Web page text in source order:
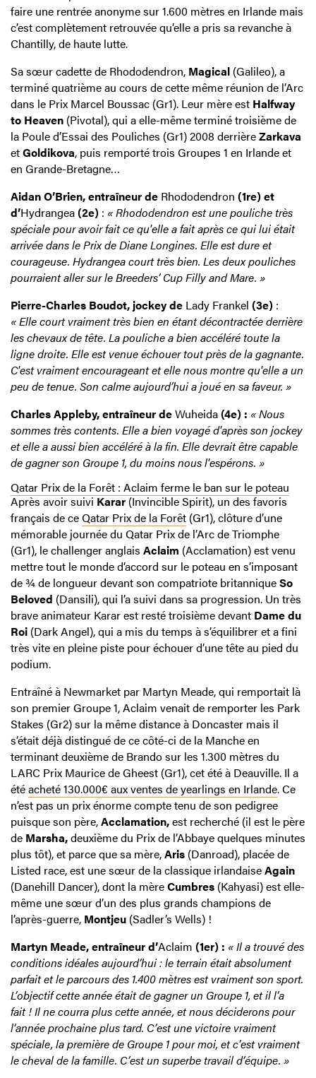
faire une rentrée anonyme sur 1.600 mètres en Irlande mais
c’est complètement retrouvée qu’elle a pris sa revanche à
Chantilly, de haute lutte.
Sa sœur cadette de Rhododendron, Magical (Galileo), a
terminé quatrième au cours de cette même réunion de l’Arc
dans le Prix Marcel Boussac (Gr1). Leur mère est Halfway
to Heaven (Pivotal), qui a elle-même terminé troisième de
la Poule d’Essai des Pouliches (Gr1) 2008 derrièreZarkava
etGoldikova, puis remporté trois Groupes 1 en Irlande et
en Grande-Bretagne…
Aidan O’Brien, entraîneur de Rhododendron (1re) et
d’Hydrangea(2e) : « Rhododendron est une pouliche très
spéciale pour avoir fait ce qu'elle a fait après ce qui lui était
arrivée dans le Prix de Diane Longines. Elle est dure et
courageuse. Hydrangea court très bien. Les deux pouliches
pourraient aller sur le Breeders’ Cup Filly and Mare. »
Pierre-Charles Boudot, jockey de Lady Frankel (3e) :
« Elle court vraiment très bien en étant décontractée derrière
les chevaux de tête. La pouliche a bien accéléré toute la
ligne droite. Elle est venue échouer tout près de la gagnante.
C'est vraiment encourageant et elle nous montre qu'elle a un
peu de tenue. Son calme aujourd’hui a joué en sa faveur. »
Charles Appleby, entraîneur deWuheida(4e) : « Nous
sommes très contents. Elle a bien voyagé d'après son jockey
et elle a aussi bien accéléré à la fin. Elle devrait être capable
de gagner son Groupe 1, du moins nous l'espérons. »
Qatar Prix de la Forêt : Aclaim ferme le ban sur le poteau
Après avoir suiviKarar(Invincible Spirit), un des favoris
français de ceQatar Prix de la Forêt (Gr1), clôture d’une
mémorable journée du Qatar Prix de l’Arc de Triomphe
(Gr1), le challenger anglais Aclaim (Acclamation) est venu
mettre tout le monde d’accord sur le poteau en s’imposant
de ¾ de longueur devant son compatriote britanniqueSo
Beloved (Dansili), qui l’a suivi dans sa progression. Un très
brave animateur Karar est resté troisième devant Dame du
Roi (Dark Angel), qui a mis du temps à s’équilibrer et a fini
très vite en pleine piste pour échouer d’une tête au pied du
podium.
Entraîné à Newmarket par Martyn Meade, qui remportait là
son premier Groupe 1, Aclaim venait de remporter les Park
Stakes (Gr2) sur la même distance à Doncaster mais il
s’était déjà distingué de ce côté-ci de la Manche en
terminant deuxième de Brando sur les 1.300 mètres du
LARC Prix Maurice de Gheest (Gr1), cet été à Deauville. Il a
étéacheté 130.000€ aux ventes de yearlings en Irlande. Ce
n’est pas un prix énorme compte tenu de son pedigree
puisque son père,Acclamation,est recherché (il est le père
de Marsha,deuxième du Prix de l’Abbaye quelques minutes
plus tôt), et parce que sa mère,Aris (Danroad), placée de
Listed race, est une sœur de la classique irlandaiseAgain
(Danehill Dancer), dont la mèreCumbres (Kahyasi) est elle-
même une sœur d’un des plus grands champions de
l’après-guerre, Montjeu (Sadler’s Wells) !
Martyn Meade, entraîneur d’Aclaim (1er) : « Il a trouvé des
conditions idéales aujourd’hui : le terrain était absolument
parfait et le parcours des 1.400 mètres est vraiment son sport.
L’objectif cette année était de gagner un Groupe 1, et il l’a
fait ! Il ne courra plus cette année, et nous déciderons pour
l’année prochaine plus tard. C’est une victoire vraiment
spéciale, la première de Groupe 1 pour moi, et c’est vraiment
le cheval de la famille. C’est un superbe travail d’équipe. »